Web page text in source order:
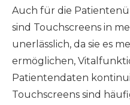
Auch für die
sind Touchscreens in
unerlässlich, da sie es
ermöglichen,
Patientendaten
Touchscreens sind